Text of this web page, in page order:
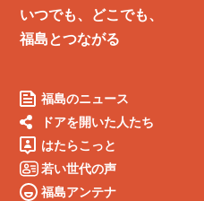
いつでも、どこでも、
福島とつながる
福島のニュース
ドアを開いた人たち
はたらこっと
若い世代の声
福島アンテナ